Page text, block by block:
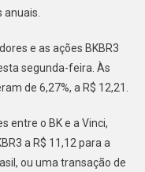
e as ações BKBR3
segunda-feira. Às
de 6,27%, a R$ 12,21.
entre o BK e a Vinci,
a R$ 11,12 para a
ou uma transação de